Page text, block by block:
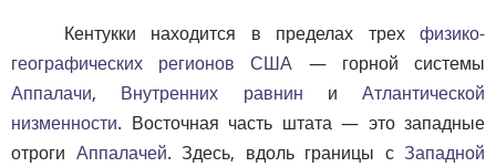
Кентукки находится в пределах трех физико-
географических регионов США — горной системы
Аппалачи, Внутренних равнин и Атлантической
низменности. Восточная часть штата — это западные
отроги Аппалачей. Здесь, вдоль границы с Западной